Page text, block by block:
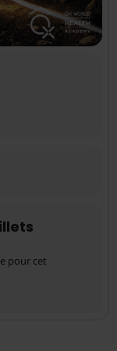
pour cet